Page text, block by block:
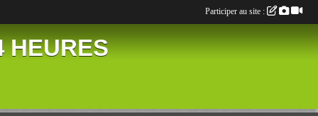
HEURES
Participer au site :